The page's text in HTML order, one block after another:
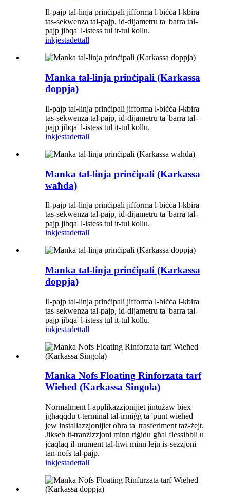
Il-pajp tal-linja prinċipali jifforma l-biċċa l-kbira
tas-sekwenza tal-pajp, id-dijametru ta 'barra tal-
pajp jibqa' l-istess tul it-tul kollu.
inkjestadettall
Manka tal-linja prinċipali (Karkassa
doppja)
Il-pajp tal-linja prinċipali jifforma l-biċċa l-kbira
tas-sekwenza tal-pajp, id-dijametru ta 'barra tal-
pajp jibqa' l-istess tul it-tul kollu.
inkjestadettall
Manka tal-linja prinċipali (Karkassa
waħda)
Il-pajp tal-linja prinċipali jifforma l-biċċa l-kbira
tas-sekwenza tal-pajp, id-dijametru ta 'barra tal-
pajp jibqa' l-istess tul it-tul kollu.
inkjestadettall
Manka tal-linja prinċipali (Karkassa
doppja)
Il-pajp tal-linja prinċipali jifforma l-biċċa l-kbira
tas-sekwenza tal-pajp, id-dijametru ta 'barra tal-
pajp jibqa' l-istess tul it-tul kollu.
inkjestadettall
Manka Nofs Floating Rinforzata tarf
Wieħed (Karkassa Singola)
Normalment l-applikazzjonijiet jintużaw biex
jgħaqqdu t-terminal tal-irmiġġ ta 'punt wieħed
jew installazzjonijiet oħra ta' trasferiment taż-żejt.
Jikseb it-tranżizzjoni minn riġidu għal flessibbli u
jċaqlaq il-mument tal-liwi minn lejn is-sezzjoni
tan-nofs tal-pajp.
inkjestadettall